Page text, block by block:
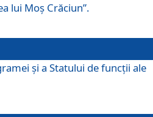
lui Moș Crăciun”.
şi a Statului de funcţii ale